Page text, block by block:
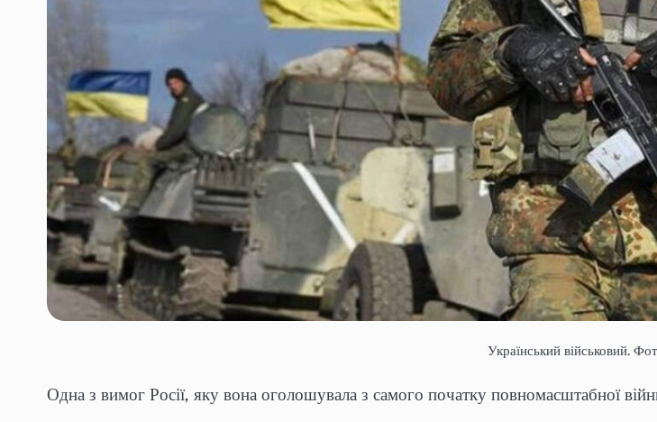
Український військовий.
Одна з вимог Росії, яку вона оголошувала з самого початку повномасштабної